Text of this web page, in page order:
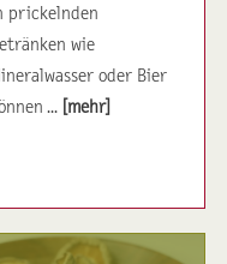
prickelnden
wie
oder Bier
... [mehr]